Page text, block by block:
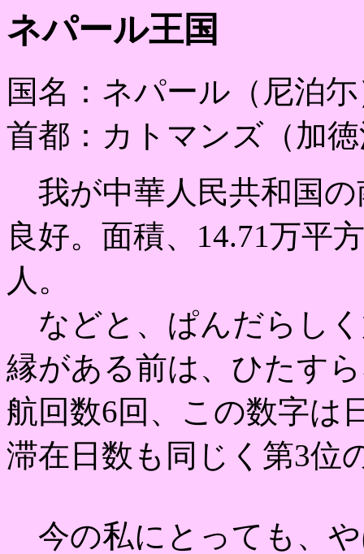
ネパール王国
国名：ネパール（尼泊
首都：カトマンズ（加
我が中華人民共和国の
良好。面積、14.71万平
人。
などと、ぱんだらし
縁がある前は、ひたす
航回数6回、この数字は
滞在日数も同じく第3位
今の私にとっても、